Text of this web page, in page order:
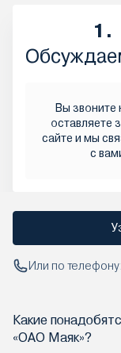
1.
Вы звоните
оставляете
сайте и мы
с
Или по телефону:
Какие
«ОАО Маяк»?